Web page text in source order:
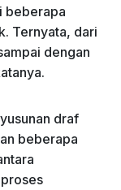
beberapa
Ternyata, dari
dengan
draf
beberapa